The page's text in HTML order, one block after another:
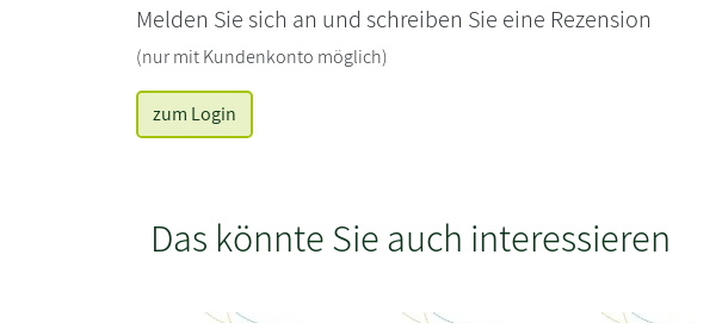
Melden Sie sich an und schreiben Sie eine Rezension
(nur mit Kundenkonto möglich)
zum Login
Das könnte Sie auch interessieren